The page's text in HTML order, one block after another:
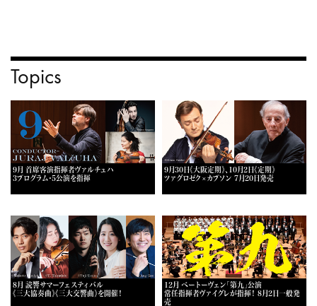
Topics
9月 首席客演指揮者ヴァルチュハ
3プログラム・5公演を指揮
9月30日《大阪定期》、10月2日《定期》
ツァグロゼク×カプソン 7月20日発売
8月 読響サマーフェスティバル
《三大協奏曲》《三大交響曲》を開催！
12月 ベートーヴェン「第九」公演
常任指揮者ヴァイグレが指揮！ 8月2日一般発
売